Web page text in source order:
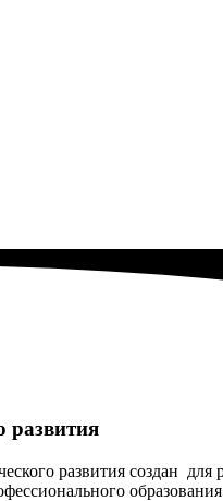
развития
развития создан